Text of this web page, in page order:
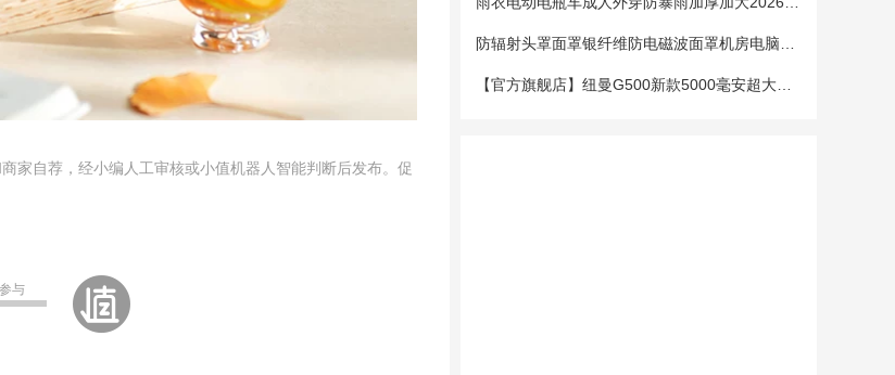
家自荐，经小编人工审核或小值机器人智能判断后发布。促
与